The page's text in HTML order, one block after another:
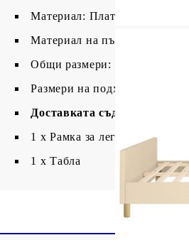
Материал: Плат (100%
Материал на пълнежа: Пяна
Общи размери: 203 x 186 x
Размери на подходящ
Доставката съдържа:
1 х Рамка за легло с табла за
1 x Табла